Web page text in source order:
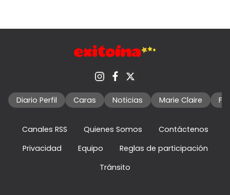
Diario Perfil Caras Noticias Marie Claire
Canales RSS Quienes Somos
Contáctenos
Privacidad
Equipo
Reglas de participación
Tránsito